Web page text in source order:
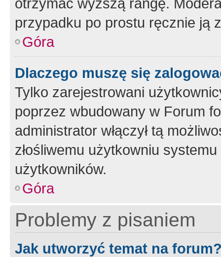
przypadku po prostu ręcznie ją
Góra
Dlaczego muszę się
Tylko zarejestrowani
poprzez wbudowany w Forum
administrator włączył tą
złośliwemu użytkowniu
użytkowników.
Góra
Problemy z pisaniem
Jak utworzyć temat na